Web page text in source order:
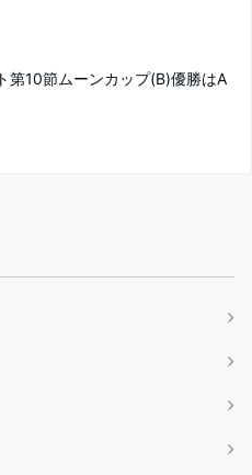
第10節ムーンカップ(B)優勝はA